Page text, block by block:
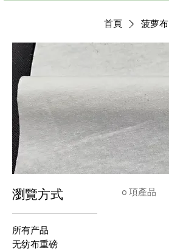
首頁 菠萝布
瀏覽方式
所有产品
无纺布重磅
0 項產品